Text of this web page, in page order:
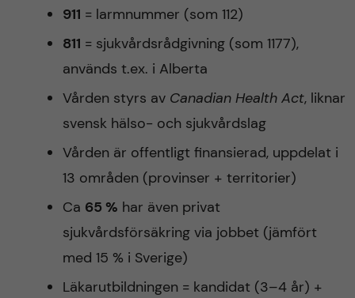
911 = larmnummer (som 112)
811 = sjukvårdsrådgivning (som 1177),
används t.ex. i Alberta
Vården styrs av Canadian Health Act, liknar
svensk hälso- och sjukvårdslag
Vården är offentligt finansierad, uppdelat i
13 områden (provinser + territorier)
Ca 65 % har även privat
sjukvårdsförsäkring via jobbet (jämfört
med 15 % i Sverige)
Läkarutbildningen = kandidat (3–4 år) +